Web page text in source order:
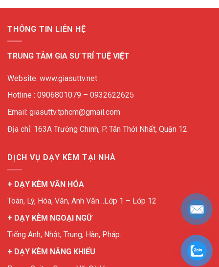
THÔNG TIN LIÊN HỆ
TRUNG TÂM GIA SƯ TRÍ TUỆ VIỆT
Website: www.giasuttv.net
Hotline : 0906801079 – 0932622625
Email: giasuttv.tphcm@gmail.com
Địa chỉ: 163A Trường Chinh, P. Tân Thới Nhất, Quận 12
DỊCH VỤ DẠY KÈM TẠI NHÀ
+ DẠY KÈM VĂN HÓA
Toán, Lý, Hóa, Văn, Anh Văn…Lớp 1 – Lớp 12
+ DẠY KÈM NGOẠI NGỮ
Tiếng Anh, Nhật, Trung, Hàn, Pháp..
+ DẠY KÈM NĂNG KHIẾU